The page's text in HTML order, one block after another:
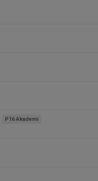
P16 Akademi